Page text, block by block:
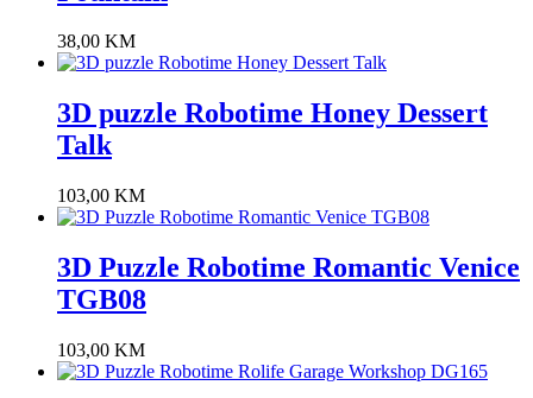
38,00 KM
3D puzzle Robotime Honey Dessert
Talk
103,00 KM
3D Puzzle Robotime Romantic Venice
TGB08
103,00 KM